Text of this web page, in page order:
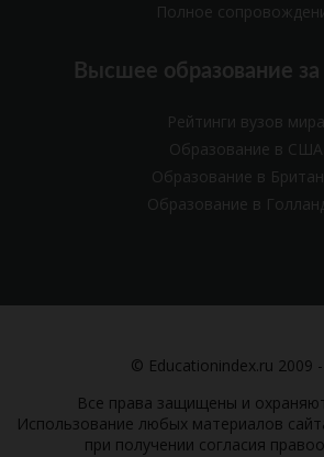
Полное
Высшее образование
Рейтинги вузов мира
Образование в США
Образование в
Образование в
© Educationindex.ru 2009
Все права защищены и
Использование любых материалов
при получении согласия